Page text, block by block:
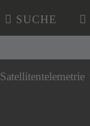
SUCHE
Satellitentelemetrie